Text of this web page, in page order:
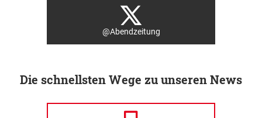
@Abendzeitung
Die schnellsten Wege zu unseren News